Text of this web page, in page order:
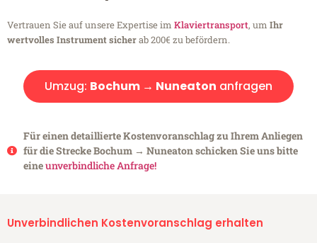
Vertrauen Sie auf unsere Expertise im Klaviertransport, um Ihr
wertvolles Instrument sicherab 200€ zu befördern.
Umzug: Bochum → Nuneaton anfragen
Für einen detaillierte Kostenvoranschlag zu Ihrem Anliegen
für die Strecke Bochum → Nuneaton schicken Sie uns bitte
eineunverbindliche Anfrage!
Unverbindlichen Kostenvoranschlag erhalten